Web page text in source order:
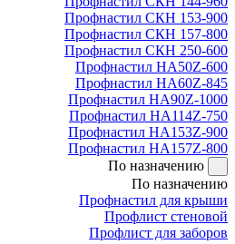
Профнастил СКН 153-900
Профнастил СКН 157-800
Профнастил СКН 250-600
Профнастил НА50Z-600
Профнастил НА60Z-845
Профнастил НА90Z-1000
Профнастил НА114Z-750
Профнастил НА153Z-900
Профнастил НА157Z-800
По назначению
По назначению
Профнастил для крыши
Профлист стеновой
Профлист для заборов